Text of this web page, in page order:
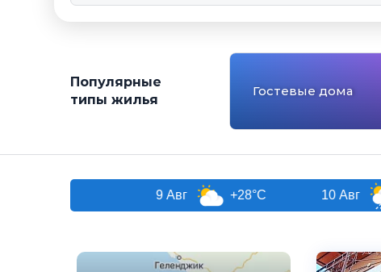
Популярные
типы жилья
Гостевые дома
+28°C 10 Авг +26°C